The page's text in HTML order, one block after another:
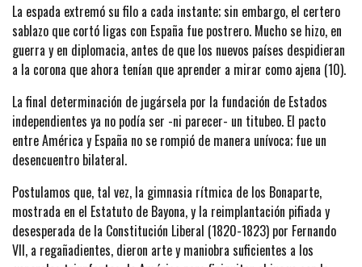
La espada extremó su filo a cada instante; sin embargo, el certero
sablazo que cortó ligas con España fue postrero. Mucho se hizo, en
guerra y en diplomacia, antes de que los nuevos países despidieran
a la corona que ahora tenían que aprender a mirar como ajena (10).
La final determinación de jugársela por la fundación de Estados
independientes ya no podía ser -ni parecer- un titubeo. El pacto
entre América y España no se rompió de manera unívoca; fue un
desencuentro bilateral.
Postulamos que, tal vez, la gimnasia rítmica de los Bonaparte,
mostrada en el Estatuto de Bayona, y la reimplantación pifiada y
desesperada de la Constitución Liberal (1820-1823) por Fernando
VII, a regañadientes, dieron arte y maniobra suficientes a los